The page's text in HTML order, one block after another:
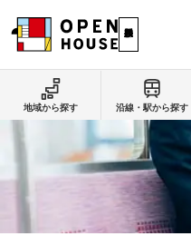
地域から探す 沿線・駅から探す